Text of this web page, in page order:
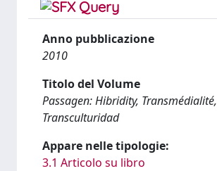
Anno pubblicazione
2010
Titolo del Volume
Passagen: Hibridity, Transmédialité,
Transculturidad
Appare nelle tipologie:
3.1 Articolo su libro